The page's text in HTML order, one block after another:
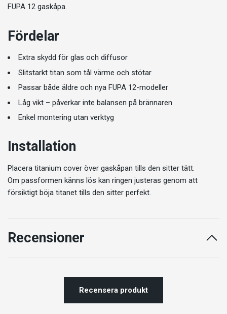
FUPA 12 gaskåpa.
Fördelar
Extra skydd för glas och diffusor
Slitstarkt titan som tål värme och stötar
Passar både äldre och nya FUPA 12-modeller
Låg vikt – påverkar inte balansen på brännaren
Enkel montering utan verktyg
Installation
Placera titanium cover över gaskåpan tills den sitter tätt.
Om passformen känns lös kan ringen justeras genom att
försiktigt böja titanet tills den sitter perfekt.
Recensioner
Recensera produkt